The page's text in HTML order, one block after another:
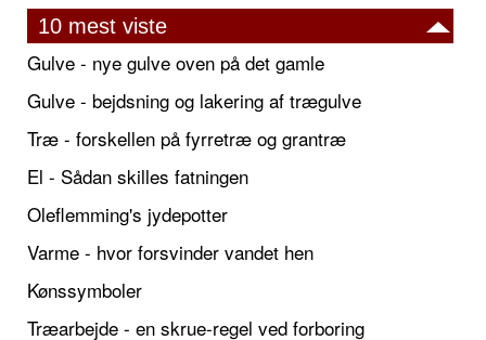
10 mest viste
Gulve - nye gulve oven på det gamle
Gulve - bejdsning og lakering af trægulve
Træ - forskellen på fyrretræ og grantræ
El - Sådan skilles fatningen
Oleflemming's jydepotter
Varme - hvor forsvinder vandet hen
Kønssymboler
Træarbejde - en skrue-regel ved forboring